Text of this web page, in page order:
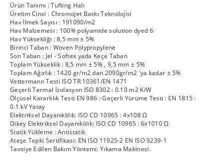
Ürün Tanımı : Tufting Halı
Üretim Cinsi : Chromojet Baskı Teknolojisi
Hav İlmek Sayısı : 191090/m2
Hav Malzemesi : 100% polyamide solution dyed 6
Hav Yüksekliği : 8,5 mm ± 5%
Birinci Taban : Woven Polypropylene
Son Taban : Jel - Softex yada Keçe Taban
Toplam Yükseklik : 8,5 mm ± 5% , 9,5 mm ± 5%
Toplam Ağırlık : 1420 gr/m2 dan 2090gr/m2 'ya kadar ± 5%
Vettermann Testi ISO TR 10361/EN 1471
Geçerli Termal İzolasyon ISO 8302 : 0.10 m2 K/W
Ölçüsel Kararlılık Testi EN 986 : Geçerli Yürüme Testi : EN 1815 :
0.1 kV Yatay
Elektriksel Dayanıklılık: ISO CD 10965 : 4x108 Ω
Dikey Elektriksel Dayanıklılık: ISO CD 10965 : 6x1010 Ω
Statik Yükleme : Antistatik
Ateşe Tepki Sertifikası: EN ISO 11925-2 EN ISO 9239-1
Tavsiye Edilen Bakım Yöntemi: Yıkama Makinesi.